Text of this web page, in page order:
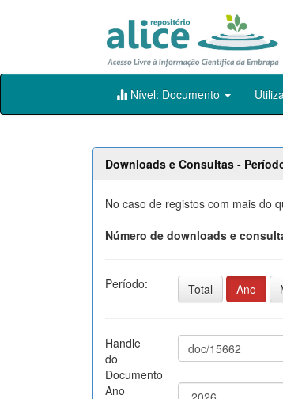
Skip
Nível: Documento
Downloads e Consultas -
No caso de registos com mais do
Número de downloads e
Período: Total Ano
Handle
do
Documento
Ano